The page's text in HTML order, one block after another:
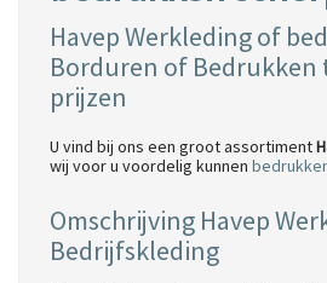
Havep Werkleding of
Borduren of Bedrukken
prijzen
U vind bij ons een groot assortiment
wij voor u voordelig kunnen
Omschrijving Havep
Bedrijfskleding